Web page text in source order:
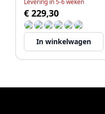
Levering in 5-6 weken
€ 229,30
In winkelwagen